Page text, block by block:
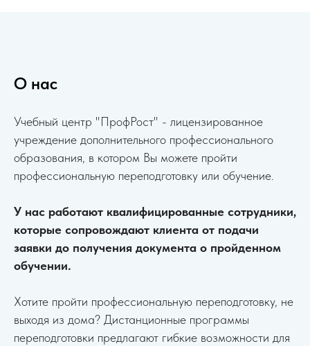
О нас
Учебный центр "ПрофРост" - лицензированное
учреждение дополнительного профессионального
образования, в котором Вы можете пройти
профессиональную переподготовку или обучение.
У нас работают квалифицированные сотрудники,
которые сопровождают клиента от подачи
заявки до получения документа о пройденном
обучении.
Хотите пройти профессиональную переподготовку, не
выходя из дома? Дистанционные программы
переподготовки предлагают гибкие возможности для